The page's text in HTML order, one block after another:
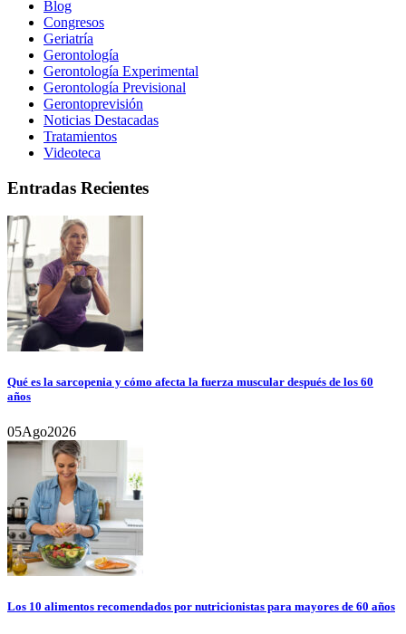
Blog
Congresos
Geriatría
Gerontología
Gerontología Experimental
Gerontología Previsional
Gerontoprevisión
Noticias Destacadas
Tratamientos
Videoteca
Entradas Recientes
Qué es la sarcopenia y cómo afecta la fuerza muscular después de los 60
años
05Ago2026
Los 10 alimentos recomendados por nutricionistas para mayores de 60 años